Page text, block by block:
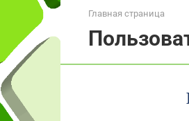
Главная страница